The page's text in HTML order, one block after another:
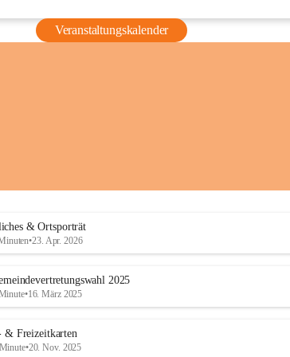
Veranstaltungskalender
& Ortsporträt
•23. Apr. 2026
2025
•16. März 2025
& Freizeitkarten
•20. Nov. 2025